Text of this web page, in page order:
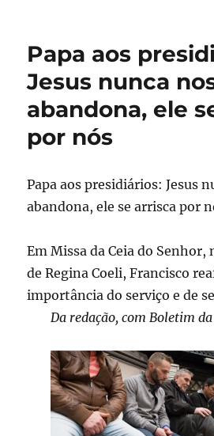
Papa aos
Jesus nunca
abandona, ele
por nós
Papa aos presidiários: Jesus
abandona, ele se arrisca por
Em Missa da Ceia do Senhor,
de Regina Coeli, Francisco
importância do serviço e de
Da redação, com Boletim da